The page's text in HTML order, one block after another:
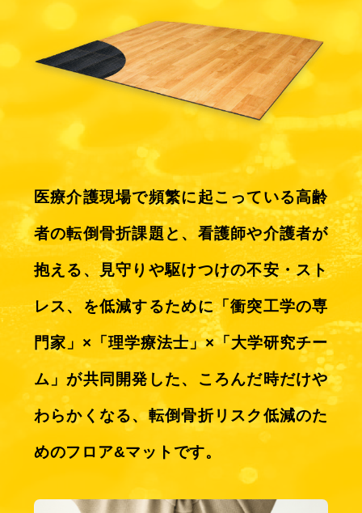
医療介護現場で頻繁に起こっている高齢
者の転倒骨折課題と、看護師や介護者が
抱える、見守りや駆けつけの不安・スト
レス、を低減するために「衝突工学の専
門家」×「理学療法士」×「大学研究チー
ム」が共同開発した、 ころんだ時だけや
わらかくなる、転倒骨折リスク低減のた
めのフロア&マットです。